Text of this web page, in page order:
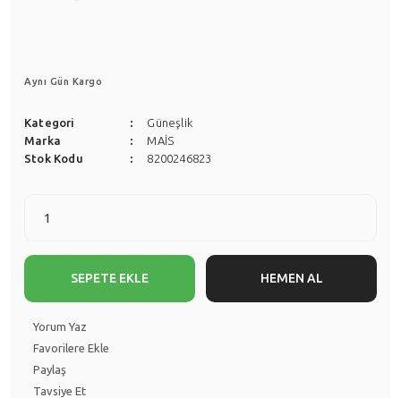
Aynı Gün Kargo
Kategori
Güneşlik
Marka
MAİS
Stok Kodu
8200246823
SEPETE EKLE HEMEN AL
Yorum Yaz
Paylaş
Tavsiye Et